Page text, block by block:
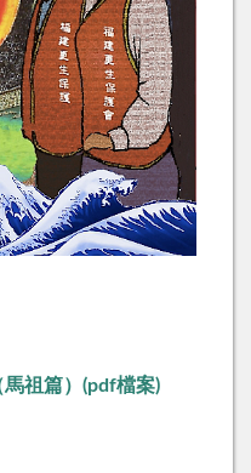
馬祖篇）(pdf檔案)